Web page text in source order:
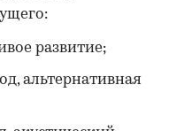
развитие;
альтернативная